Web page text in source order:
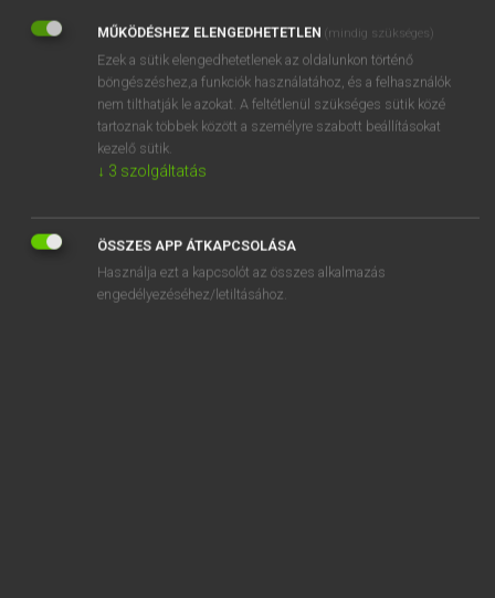
SZOTAR.NET APPLIKÁCIÓ
ONLINE NYELVVIZSGA
MŰKÖDÉSHEZ ELENGEDHETETLEN (mindig szükséges)
Ezek a sütik elengedhetetlenek az oldalunkon történő
böngészéshez,a funkciók használatához, és a felhasználók
nem tilthatják le azokat. A feltétlenül szükséges sütik közé
tartoznak többek között a személyre szabott beállításokat
kezelő sütik.
↓ 3 szolgáltatás
ÖSSZES APP ÁTKAPCSOLÁSA
Használja ezt a kapcsolót az összes alkalmazás
engedélyezéséhez/letiltásához.